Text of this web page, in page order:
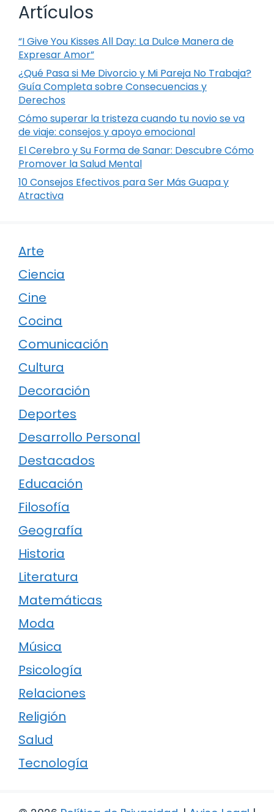
Artículos
“I Give You Kisses All Day: La Dulce Manera de
Expresar Amor”
¿Qué Pasa si Me Divorcio y Mi Pareja No Trabaja?
Guía Completa sobre Consecuencias y
Derechos
Cómo superar la tristeza cuando tu novio se va
de viaje: consejos y apoyo emocional
El Cerebro y Su Forma de Sanar: Descubre Cómo
Promover la Salud Mental
10 Consejos Efectivos para Ser Más Guapa y
Atractiva
Arte
Ciencia
Cine
Cocina
Comunicación
Cultura
Decoración
Deportes
Desarrollo Personal
Destacados
Educación
Filosofía
Geografía
Historia
Literatura
Matemáticas
Moda
Música
Psicología
Relaciones
Religión
Salud
Tecnología